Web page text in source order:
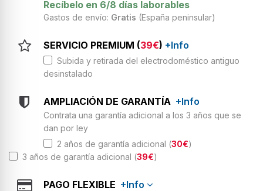
Recíbelo en 6/8 días laborables
Gastos de envío: Gratis (España peninsular)
SERVICIO PREMIUM (39€) +Info
Subida y retirada del electrodoméstico antiguo
desinstalado
AMPLIACIÓN DE GARANTÍA +Info
Contrata una garantía adicional a los 3 años que se
dan por ley
2 años de garantía adicional (30€)
3 años de garantía adicional (39€)
PAGO FLEXIBLE +Info